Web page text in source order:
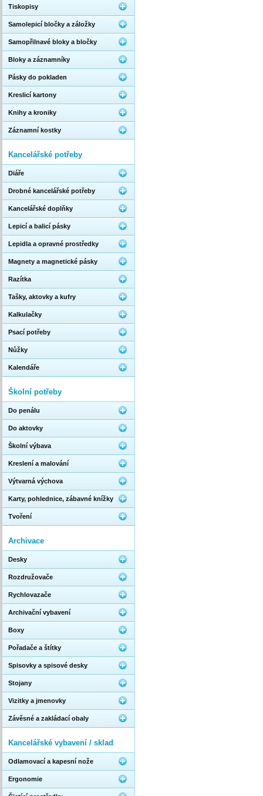
Tiskopisy
Samolepicí bločky a záložky
Samopřilnavé bloky a bločky
Bloky a záznamníky
Pásky do pokladen
Kreslicí kartony
Knihy a kroniky
Záznamní kostky
Kancelářské potřeby
Diáře
Drobné kancelářské potřeby
Kancelářské doplňky
Lepicí a balicí pásky
Lepidla a opravné prostředky
Magnety a magnetické pásky
Razítka
Tašky, aktovky a kufry
Kalkulačky
Psací potřeby
Nůžky
Kalendáře
Školní potřeby
Do penálu
Do aktovky
Školní výbava
Kreslení a malování
Výtvarná výchova
Karty, pohlednice, zábavné knížky
Tvoření
Archivace
Desky
Rozdružovače
Rychlovazače
Archivační vybavení
Boxy
Pořadače a štítky
Spisovky a spisové desky
Stojany
Vizitky a jmenovky
Závěsné a zakládací obaly
Kancelářské vybavení / sklad
Odlamovací a kapesní nože
Ergonomie